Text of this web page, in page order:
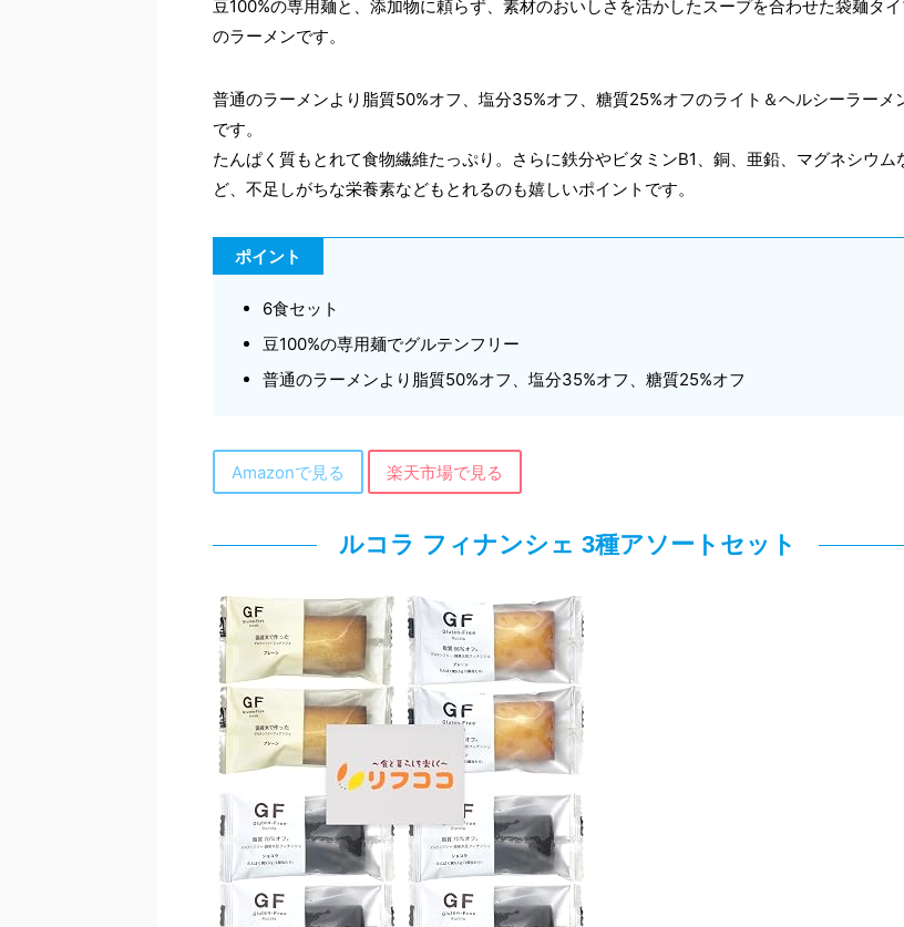
豆100%の専用麺と、添加物に頼らず、素材のおいしさを活かしたスープを合わせた袋麺タ
のラーメンです。
普通のラーメンより脂質50%オフ、塩分35%オフ、糖質25%オフのライト＆ヘルシーラーメ
です。
たんぱく質もとれて食物繊維たっぷり。さらに鉄分やビタミンB1、銅、亜鉛、マグネシウム
ど、不足しがちな栄養素などもとれるのも嬉しいポイントです。
ポイント
6食セット
豆100%の専用麺でグルテンフリー
普通のラーメンより脂質50%オフ、塩分35%オフ、糖質25%オフ
Amazonで見る 楽天市場で見る
ルコラ フィナンシェ 3種アソートセット